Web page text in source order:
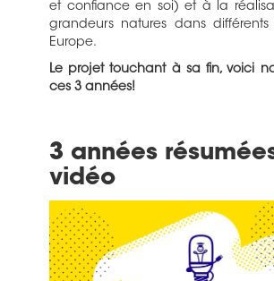
et confiance en soi) et à la
grandeurs natures dans
Europe.
Le projet touchant à sa fin, voici
ces 3 années!
3 années
vidéo